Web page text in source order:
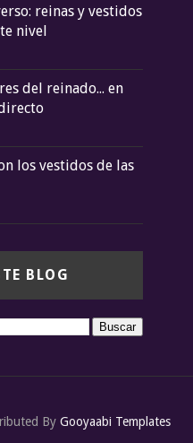
reinas y vestidos
nivel
del reinado... en
los vestidos de las
BLOG
By Gooyaabi Templates